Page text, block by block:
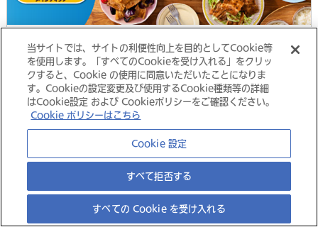
ブランドサイト
大塚グループ
Copyright© Otsuka Foods Co., Ltd.
当サイトでは、サイトの利便性向上を目的としてCookie等
を使用します。「すべてのCookieを受け入れる」をクリッ
クすると、Cookie の使用に同意いただいたことになりま
す。Cookieの設定変更及び使用するCookie種類等の詳細
はCookie設定 および Cookieポリシーをご確認ください。
Cookie ポリシーはこちら
Cookie 設定
すべて拒否する
すべての Cookie を受け入れる